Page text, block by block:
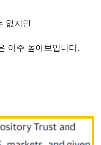
없지만
아주 높아보입니다.